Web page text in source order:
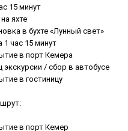
15 минут
яхте
в бухте «Лунный свет»
1 час 15 минут
в порт Кемера
экскурсии / сбор в автобусе
в гостиницу
в порт Кемер